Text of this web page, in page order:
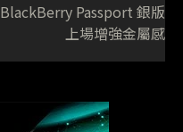
BlackBerry Passport 銀版
上場增強金屬感